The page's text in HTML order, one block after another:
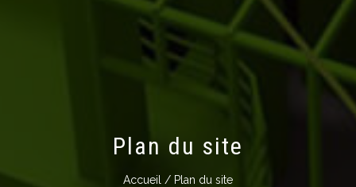
Plan du site
Accueil / Plan du site